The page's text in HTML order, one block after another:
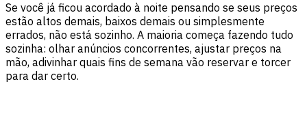
Se você já ficou acordado à noite pensando se seus preços
estão altos demais, baixos demais ou simplesmente
errados, não está sozinho. A maioria começa fazendo tudo
sozinha: olhar anúncios concorrentes, ajustar preços na
mão, adivinhar quais fins de semana vão reservar e torcer
para dar certo.